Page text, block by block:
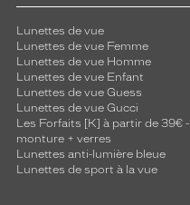
Lunettes de vue
Lunettes de vue Femme
Lunettes de vue Homme
Lunettes de vue Enfant
Lunettes de vue Guess
Lunettes de vue Gucci
Les Forfaits [K] à partir de 39€ -
monture + verres
Lunettes anti-lumière bleue
Lunettes de sport à la vue